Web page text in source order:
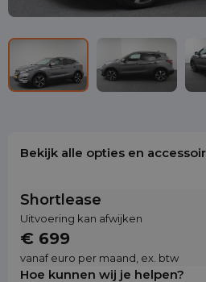
Bekijk alle opties en
Shortlease
Uitvoering kan afwijken
€ 699
vanaf euro per maand, ex. btw
Hoe kunnen wij je helpen?